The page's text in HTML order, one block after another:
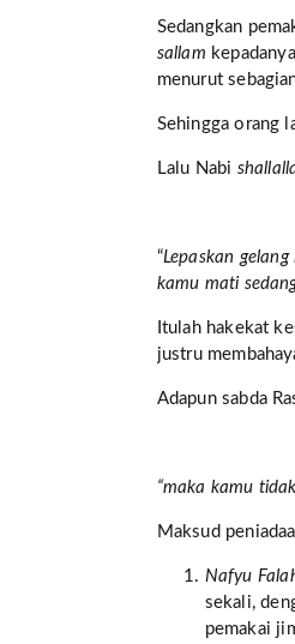
Sedangkan
sallam
menurut
Sehingga orang
Lalu Nabi
“Lepaskan
kamu mati
Itulah hakekat
justru
Adapun sabda
“maka kamu
Maksud
Nafyu
sekali,
pemakai